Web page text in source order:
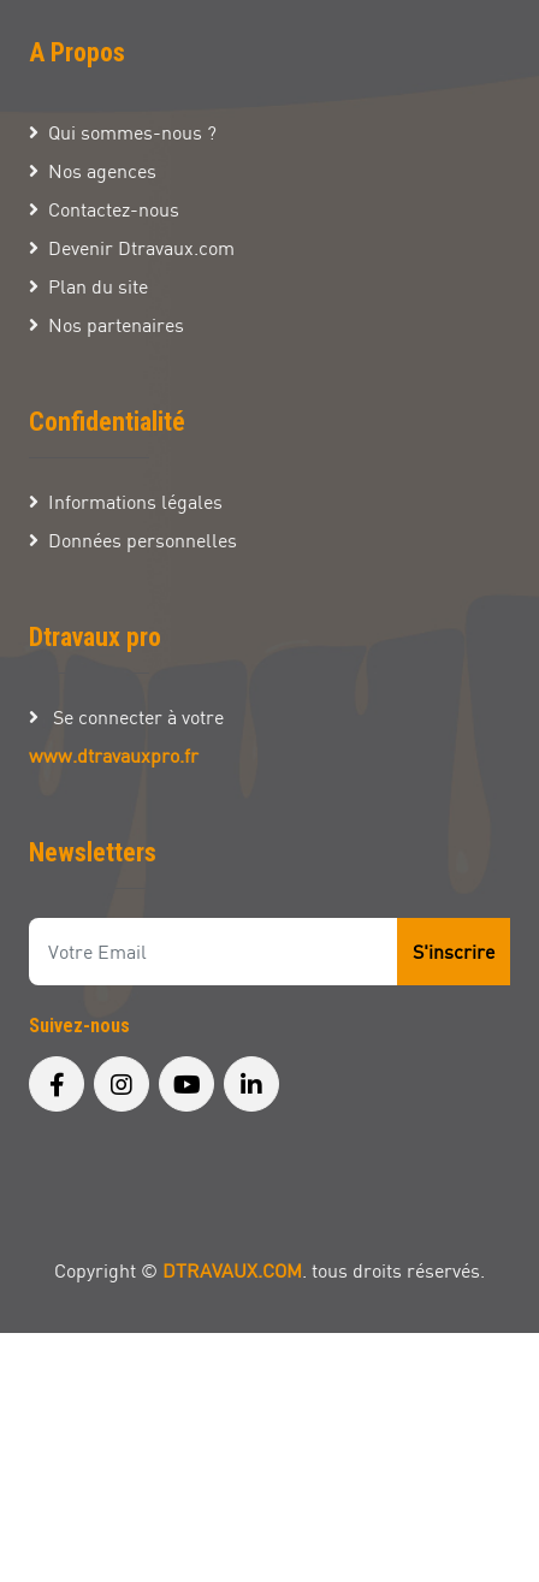
A Propos
Qui sommes-nous ?
Nos agences
Contactez-nous
Devenir Dtravaux.com
Plan du site
Nos partenaires
Confidentialité
Informations légales
Données personnelles
Dtravaux pro
Se connecter à votre
www.dtravauxpro.fr
Newsletters
S'inscrire
Suivez-nous
Copyright © DTRAVAUX.COM. tous droits réservés.